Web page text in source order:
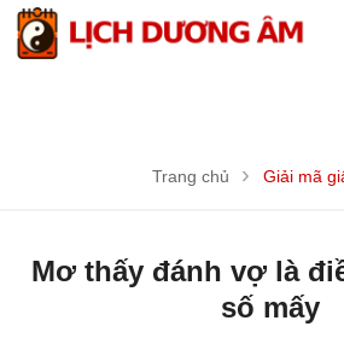
Trang chủ Giải mã
Mơ thấy đánh vợ là
số mấy